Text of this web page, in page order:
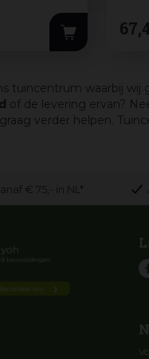
67,
tuincentrum waarbij wij
of de levering ervan?
verder helpen.
€ 75,- in NL*